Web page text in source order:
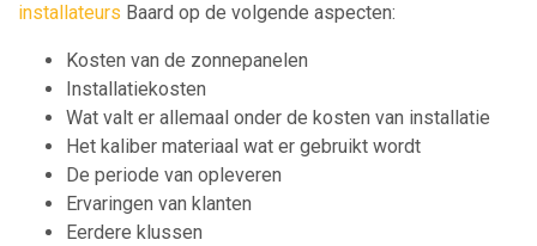
installateurs Baard op de volgende aspecten:
Kosten van de zonnepanelen
Installatiekosten
Wat valt er allemaal onder de kosten van installatie
Het kaliber materiaal wat er gebruikt wordt
De periode van opleveren
Ervaringen van klanten
Eerdere klussen